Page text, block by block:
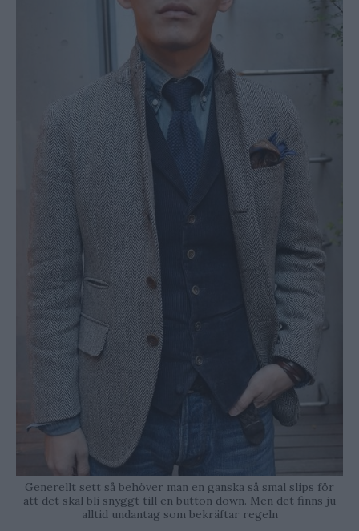
Generellt sett så behöver man en ganska så smal slips för
att det skal bli snyggt till en button down. Men det finns ju
alltid undantag som bekräftar regeln